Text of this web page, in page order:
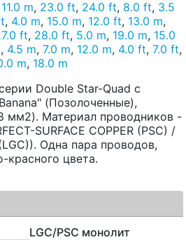
11.0 m, 23.0 ft, 24.0 ft, 8.0 ft, 3.5
, 4.0 m, 15.0 m, 12.0 ft, 13.0 m,
ft, 28.0 ft, 5.0 m, 19.0 m, 15.0
, 4.5 m, 7.0 m, 12.0 m, 4.0 ft, 7.0 ft,
m, 18.0 m
Double Star-Quad с
(Позолоченные),
мм2). Материал проводников -
SURFACE COPPER (PSC) /
Одна пара проводов,
красного цвета.
LGC/PSC монолит